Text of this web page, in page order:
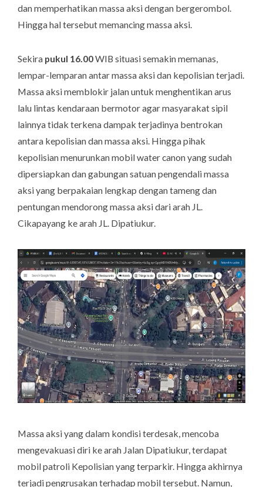
dan memperhatikan massa aksi dengan bergerombol.
Hingga hal tersebut memancing massa aksi.
Sekira pukul 16.00WIB situasi semakin memanas,
lempar-lemparan antar massa aksi dan kepolisian terjadi.
Massa aksi memblokir jalan untuk menghentikan arus
lalu lintas kendaraan bermotor agar masyarakat sipil
lainnya tidak terkena dampak terjadinya bentrokan
antara kepolisian dan massa aksi. Hingga pihak
kepolisian menurunkan mobilwater canonyang sudah
dipersiapkan dan gabungan satuan pengendali massa
aksi yang berpakaian lengkap dengan tameng dan
pentungan mendorong massa aksi dari arah JL.
Cikapayang ke arah JL. Dipatiukur.
Massa aksi yang dalam kondisi terdesak, mencoba
mengevakuasi diri ke arah Jalan Dipatiukur, terdapat
mobil patroli Kepolisian yang terparkir. Hingga akhirnya
terjadi pengrusakan terhadap mobil tersebut. Namun,